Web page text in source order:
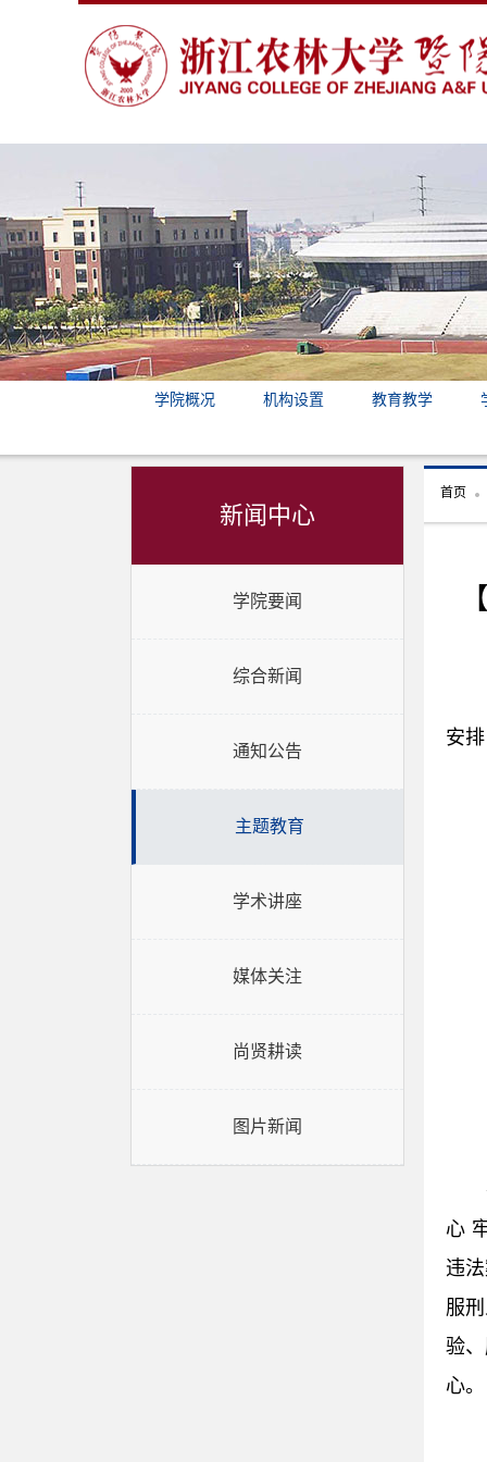
学院概况 机构设置 教育教学
新闻中心
学院要闻
综合新闻
通知公告
主题教育
学术讲座
媒体关注
尚贤耕读
图片新闻
首页
安
心
违
服
验
心。